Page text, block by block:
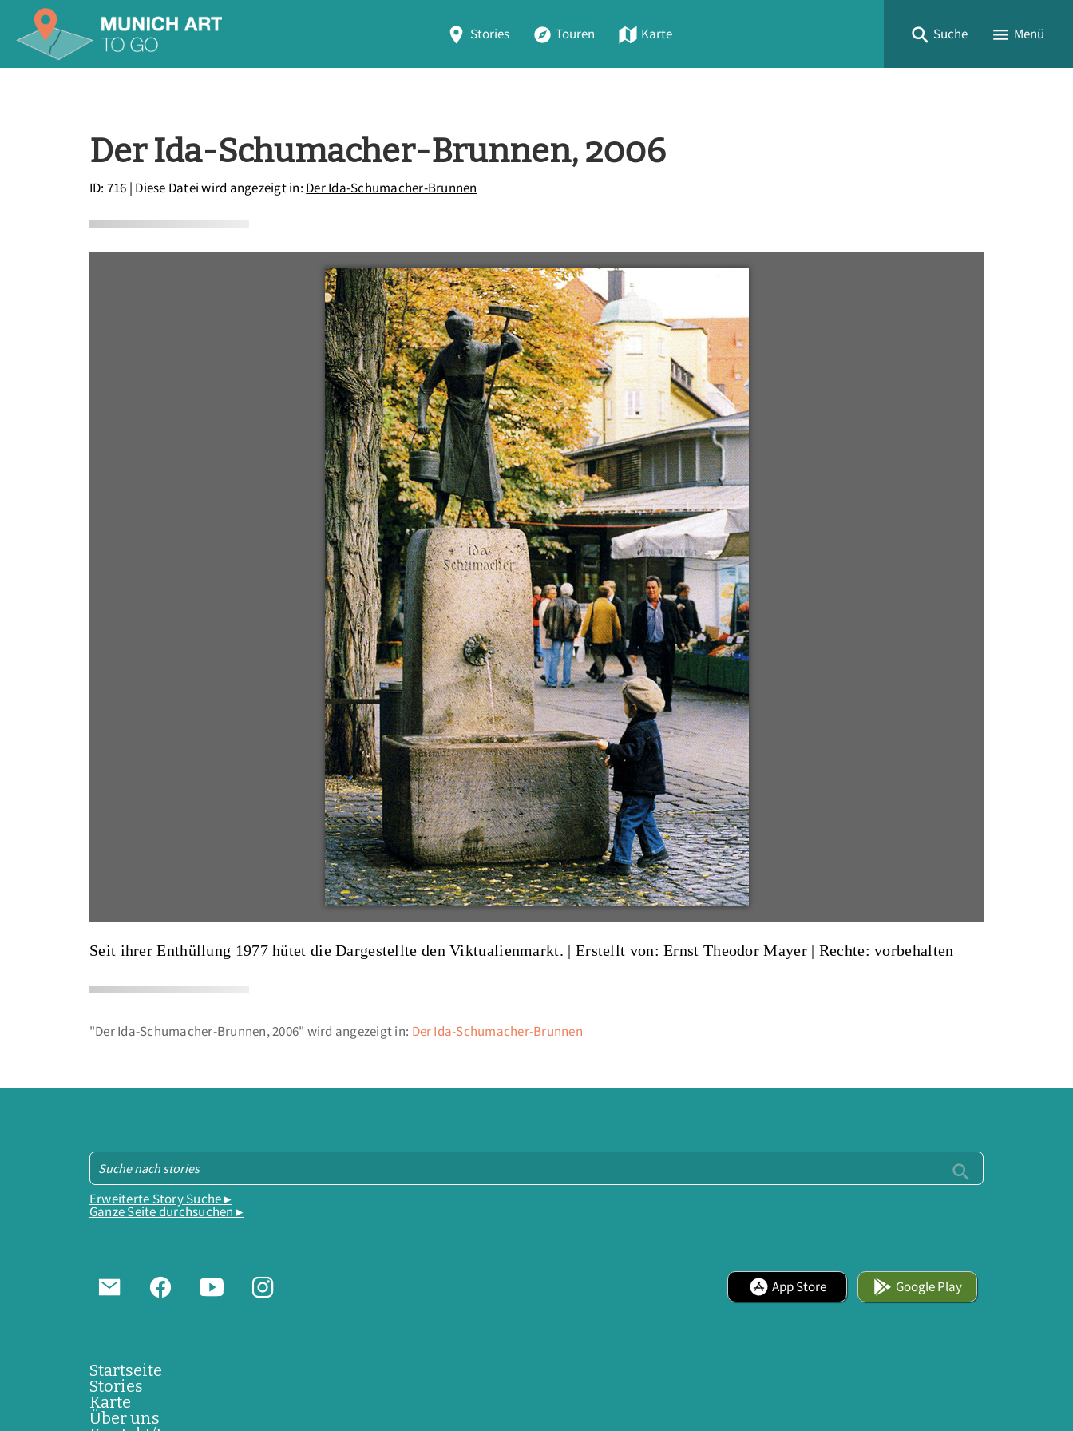
Stories Touren Karte Suche Menü
Der Ida-Schumacher-Brunnen, 2006
ID: 716 | Diese Datei wird angezeigt in: Der Ida-Schumacher-Brunnen
Seit ihrer Enthüllung 1977 hütet die Dargestellte den Viktualienmarkt. | Erstellt von: Ernst Theodor Mayer| Rechte: vorbehalten
"Der Ida-Schumacher-Brunnen, 2006" wird angezeigt in: Der Ida-Schumacher-Brunnen
Erweiterte Story Suche ▸
Ganze Seite durchsuchen ▸
App Store Google Play
Startseite
Stories
Karte
Über uns